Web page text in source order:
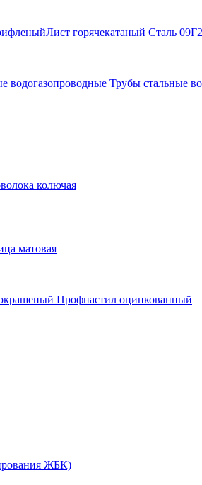
Лист горячекатаный Сталь
водогазопроводные Трубы стальные
колючая
матовая
Профнастил оцинкованный
ЖБК)